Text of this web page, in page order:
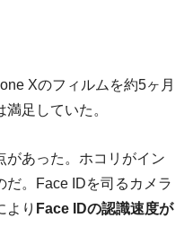
Xのフィルムを約5ヶ月
足していた。
があった。ホコリがイン
だ。Face IDを司るカメラ
より Face IDの認識速度が